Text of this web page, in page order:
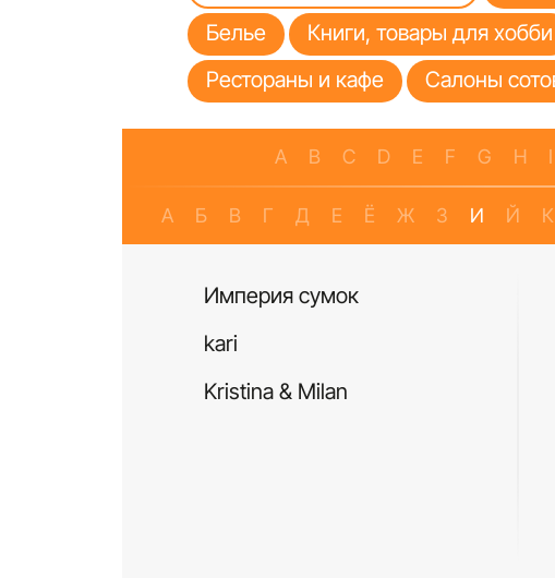
Белье
Книги, товары для хобби
Рестораны и кафе
Салоны
A B C D E F G H I
А Б В Г Д Е Ё Ж З И Й К
Империя сумок
kari
Kristina & Milan